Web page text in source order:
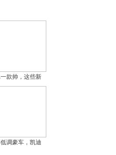
款帅，这些新
调豪车，凯迪